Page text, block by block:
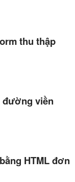
thu thập
đường viền
HTML đơn